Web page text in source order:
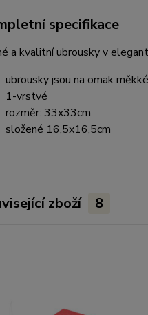
specifikace
a kvalitní ubrousky v
ubrousky jsou na omak
1-vrstvé
rozměr: 33x33cm
složené 16,5x16,5cm
zboží 8